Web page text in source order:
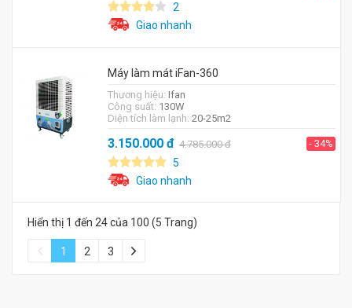
2
Giao nhanh
Máy làm mát iFan-360
Thương hiệu: Ifan
Công suất: 130W
Diện tích làm lạnh: 20-25m2
3.150.000đ 4.785.000đ - 34%
5
Giao nhanh
Hiển thị 1 đến 24 của 100 (5 Trang)
1 2 3